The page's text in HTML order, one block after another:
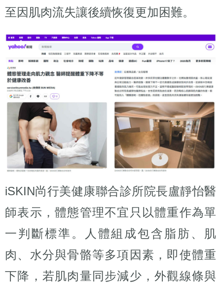
至因肌肉流失讓後續恢復更加困難。
iSKIN尚行美健康聯合診所院長盧靜怡醫
師表示，體態管理不宜只以體重作為單
一判斷標準。人體組成包含脂肪、肌
肉、水分與骨骼等多項因素，即使體重
下降，若肌肉量同步減少，外觀線條與